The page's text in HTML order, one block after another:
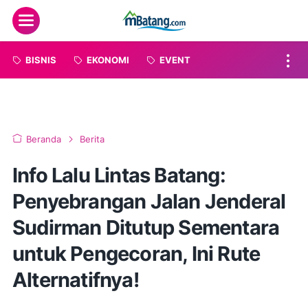
Menu
BISNIS EKONOMI EVENT
Beranda Berita
Info Lalu Lintas Batang:
Penyebrangan Jalan Jenderal
Sudirman Ditutup Sementara
untuk Pengecoran, Ini Rute
Alternatifnya!